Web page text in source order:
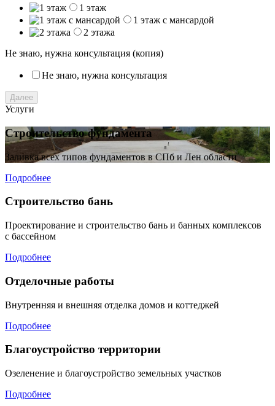
1 этаж
1 этаж с мансардой
2 этажа
Не знаю, нужна консультация (копия)
Не знаю, нужна консультация
Далее
Услуги
Строительство фундамента
Заливка всех типов фундаментов в СПб и Лен области
Подробнее
Строительство бань
Проектирование и строительство бань и банных комплексов
с бассейном
Подробнее
Отделочные работы
Внутренняя и внешняя отделка домов и коттеджей
Подробнее
Благоустройство территории
Озеленение и благоустройство земельных участков
Подробнее